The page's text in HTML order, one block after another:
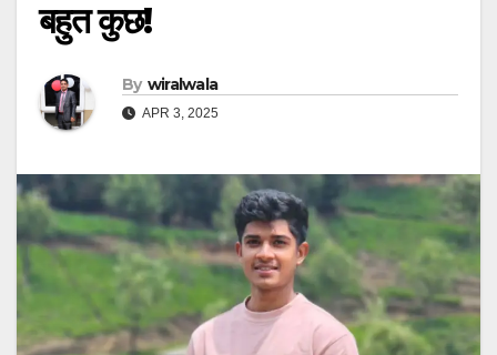
बहुत कुछ!
By wiralwala
APR 3, 2025